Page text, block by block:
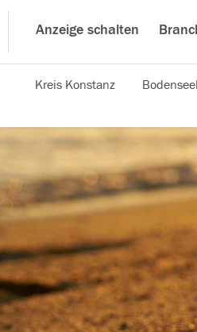
Anzeige schalten
Kreis Konstanz